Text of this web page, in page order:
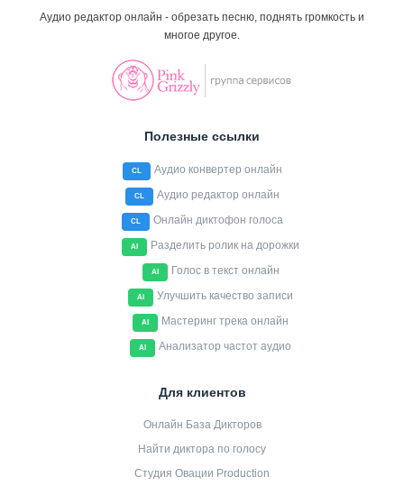
Аудио редактор онлайн - обрезать песню, поднять громкость и
многое другое.
Полезные ссылки
CL Аудио конвертер онлайн
CL Аудио редактор онлайн
CL Онлайн диктофон голоса
AI Разделить ролик на дорожки
AI Голос в текст онлайн
AI Улучшить качество записи
AI Мастеринг трека онлайн
AI Анализатор частот аудио
Для клиентов
Онлайн База Дикторов
Найти диктора по голосу
Студия Овации Production